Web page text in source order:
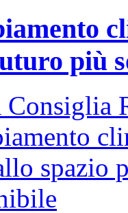
più
Consiglia